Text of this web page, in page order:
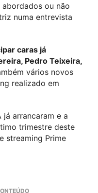
ou não
numa entrevista
caras já
Pedro Teixeira,
vários novos
realizado em
já arrancaram e a
trimestre deste
streaming Prime